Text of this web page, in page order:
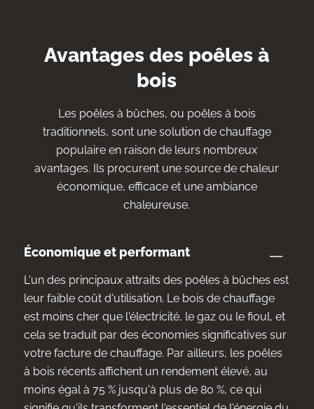
Avantages des poêles à
bois
Les poêles à bûches, ou poêles à bois
traditionnels, sont une solution de chauffage
populaire en raison de leurs nombreux
avantages. Ils procurent une source de chaleur
économique, efficace et une ambiance
chaleureuse.
Économique et performant
L'un des principaux attraits des poêles à bûches est
leur faible coût d'utilisation. Le bois de chauffage
est moins cher que l'électricité, le gaz ou le fioul, et
cela se traduit par des économies significatives sur
votre facture de chauffage. Par ailleurs, les poêles
à bois récents affichent un rendement élevé, au
moins égal à 75 % jusqu'à plus de 80 %, ce qui